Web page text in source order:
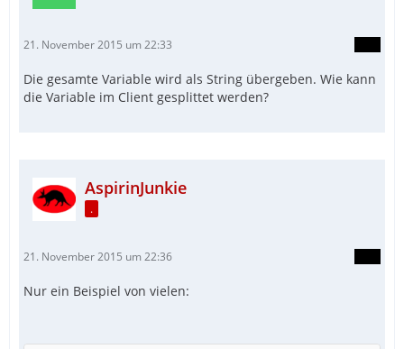
21. November 2015 um 22:33
Die gesamte Variable wird als String übergeben. Wie kann
die Variable im Client gesplittet werden?
AspirinJunkie
.
21. November 2015 um 22:36
Nur ein Beispiel von vielen: